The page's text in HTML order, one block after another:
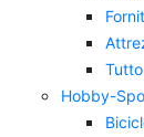
Hobby-